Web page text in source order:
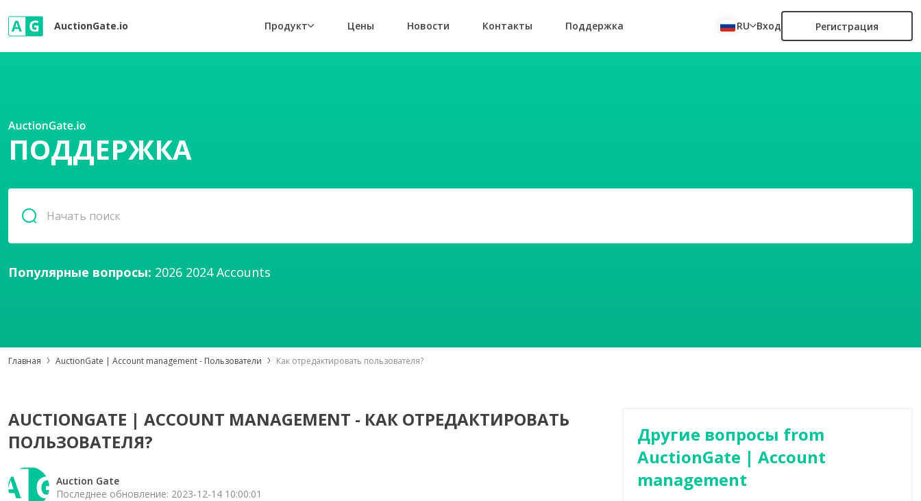
AuctionGate.io Продукт Цены Новости Контакты Поддержка RU Вход Регистрация
ПОДДЕРЖКА
Популярные вопросы: 2026 2024 Accounts
Главная AuctionGate | Account management - Пользователи Как отредактировать пользователя?
AUCTIONGATE | ACCOUNT MANAGEMENT - КАК ОТРЕДАКТИРОВАТЬ
ПОЛЬЗОВАТЕЛЯ?
Auction Gate
Последнее обновление: 2023-12-14 10:00:01
Другие вопросы from
AuctionGate | Account
management